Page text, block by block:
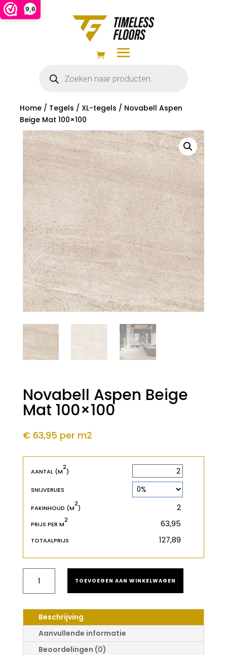
9,6
zoeken
Home/ Tegels / XL-tegels / Novabell Aspen
Beige Mat 100×100
Novabell Aspen Beige
Mat 100×100
€ 63,95 per m2
AANTAL (M
2
)
SNIJVERLIES
PAKINHOUD (M
2
)
PRIJS PER M
2
TOTAALPRIJS
ASPEN
BEIGE
100X100
AANTAL
TOEVOEGEN AAN WINKELWAGEN
Beschrijving
Aanvullende informatie
Beoordelingen (0)